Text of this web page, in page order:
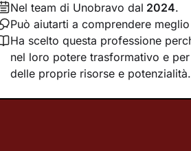
Nel team di Unobravo dal 2024.
Può aiutarti a comprendere
Ha scelto questa professione
nel loro potere trasformativo e
delle proprie risorse e potenzialità.